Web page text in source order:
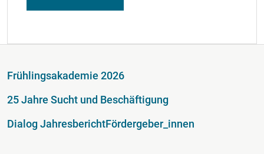
Fußzeile
Frühlingsakademie 2026
25 Jahre Sucht und Beschäftigung
Dialog JahresberichtFördergeber_innen